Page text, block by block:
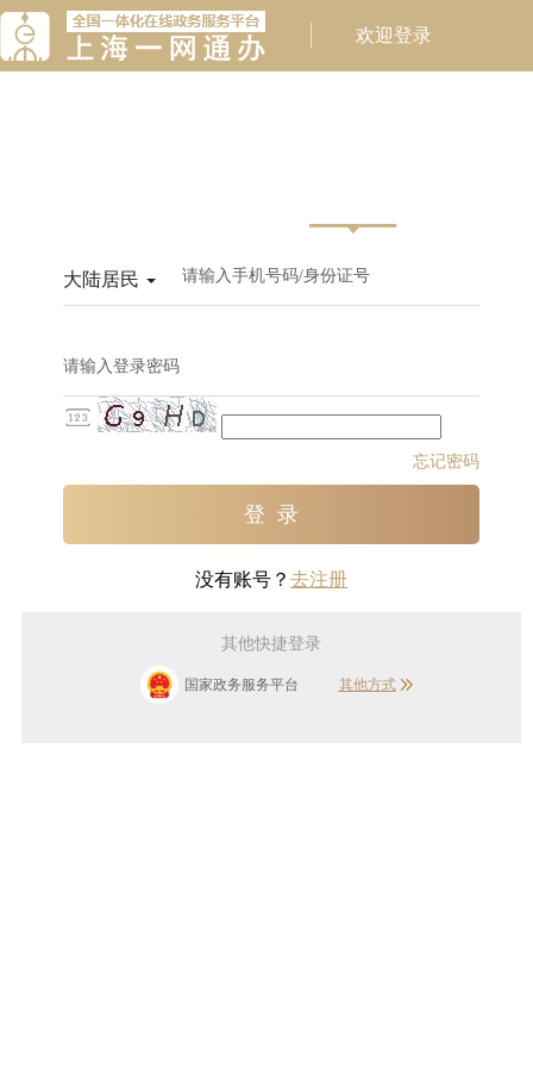
请输入手机号码/身份证号
大陆居民
请输入登录密码
忘记密码
没有账号？ 去注册
其他快捷登录
国家政务服务平台 其他方式